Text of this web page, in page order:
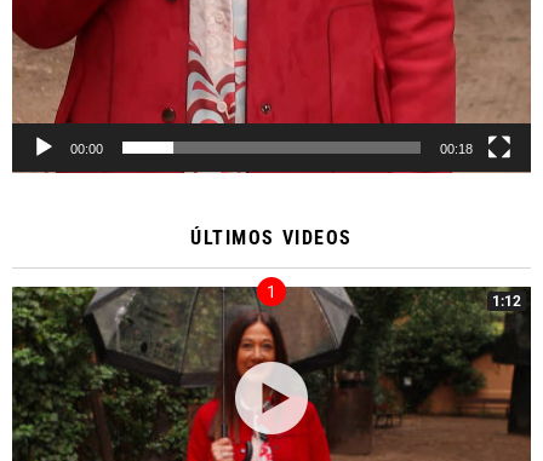
00:00 00:18
ÚLTIMOS VIDEOS
1:12